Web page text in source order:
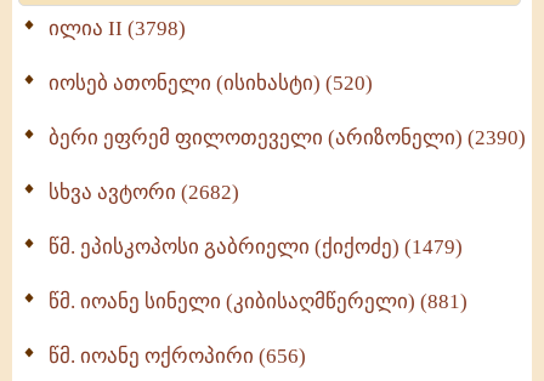
Wisdomge (514)
ქადაგებანი გაბრიელ ეპისკოპოსისა - II ტომი
სულიერი ცხოვრების სახელმძღვანელო -
ნაწილი II (369)
ილია II (3798)
იოსებ ათონელი (ისიხასტი) (520)
ბერი ეფრემ ფილოთეველი (არიზონელი) (2390)
სხვა ავტორი (2682)
წმ. ეპისკოპოსი გაბრიელი (ქიქოძე) (1479)
წმ. იოანე სინელი (კიბისაღმწერელი) (881)
წმ. იოანე ოქროპირი (656)